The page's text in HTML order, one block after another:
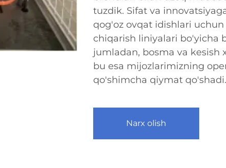
tuzdik. Sifat va
qog'oz ovqat idishlari
chiqarish liniyalari bo'yicha
jumladan, bosma va kesish
bu esa mijozlarimizning
qo'shimcha qiymat qo'shadi.
Narx olish